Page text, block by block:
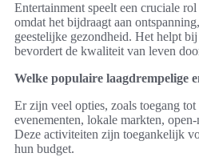
Entertainment speelt een cruciale
omdat het bijdraagt aan
geestelijke gezondheid. Het helpt
bevordert de kwaliteit van leven
Welke populaire laagdrempelige
Er zijn veel opties, zoals toegang
evenementen, lokale markten,
Deze activiteiten zijn toegankelijk
hun budget.